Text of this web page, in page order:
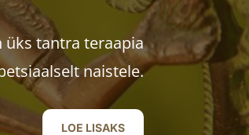
üks tantra teraapia
naistele.
LOE LISAKS